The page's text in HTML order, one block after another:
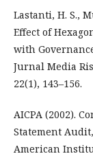
Lastanti, H. S.,
Effect of
with
Jurnal Media
22(1), 143–156.
AICPA (2002).
Statement
American